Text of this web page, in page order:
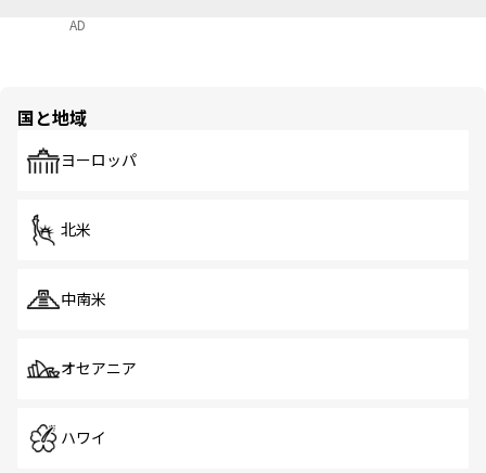
AD
国と地域
ヨーロッパ
北米
中南米
オセアニア
ハワイ